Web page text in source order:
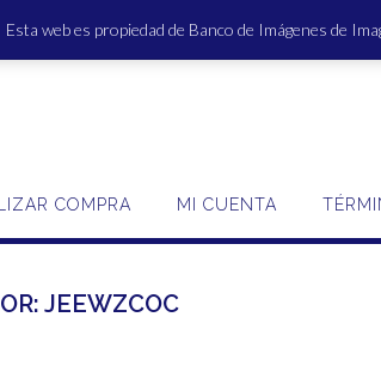
Esta web es propiedad de Banco de Imágenes de
COMPRA MI CUENTA
JEEWZCOC